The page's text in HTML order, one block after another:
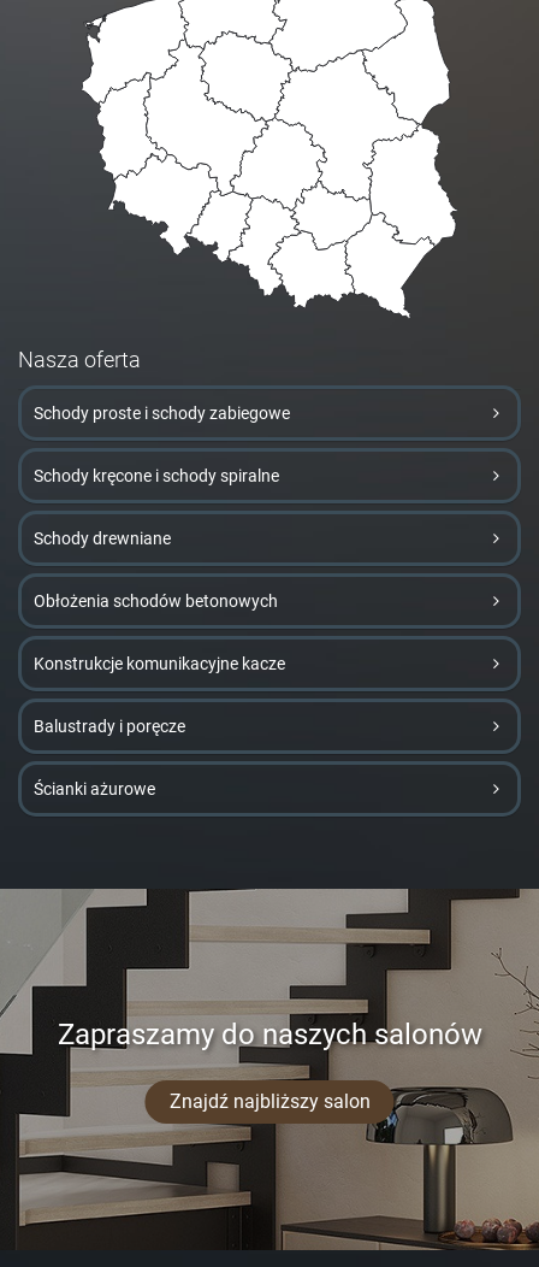
Nasza oferta
Schody proste i schody zabiegowe
Schody kręcone i schody spiralne
Schody drewniane
Obłożenia schodów betonowych
Konstrukcje komunikacyjne kacze
Balustrady i poręcze
Ścianki ażurowe
Zapraszamy do naszych salonów
Znajdź najbliższy salon